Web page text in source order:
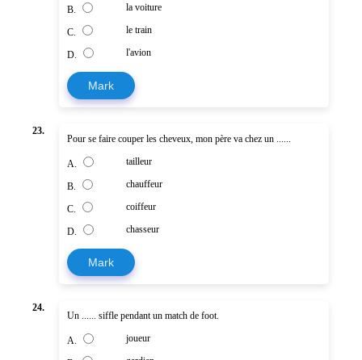
B. la voiture
C. le train
D. l'avion
Mark
23.
Pour se faire couper les cheveux, mon père va chez un ......
A. tailleur
B. chauffeur
C. coiffeur
D. chasseur
Mark
24.
Un ...... siffle pendant un match de foot.
A. joueur